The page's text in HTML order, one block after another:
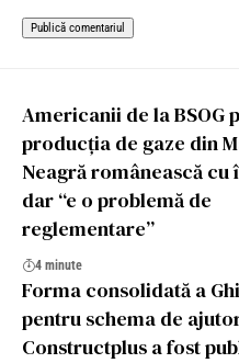
Americanii de la BSOG
producția de gaze din
Neagră românească cu
dar “e o problemă de
reglementare”
4 minute
Forma consolidată a
pentru schema de
Constructplus a fost